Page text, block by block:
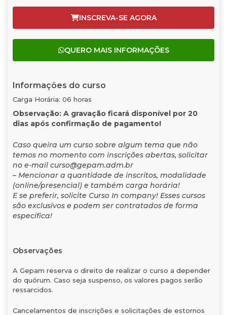
INSCREVA-SE AGORA
QUERO MAIS INFORMAÇÕES
Informações do curso
Carga Horária: 06 horas
Observação: A gravação ficará disponível por 20
dias após confirmação de pagamento!
Caso queira um curso sobre algum tema que não
temos no momento com inscrições abertas, solicitar
no e-mail curso@gepam.adm.br
– Mencionar a quantidade de inscritos, modalidade
(online/presencial) e também carga horária!
E se preferir, solicite Curso In company! Esses cursos
são exclusivos e podem ser contratados de forma
específica!
Observações
A Gepam reserva o direito de realizar o curso a depender
do quórum. Caso seja suspenso, os valores pagos serão
ressarcidos.
Cancelamentos de inscrições e solicitações de estornos